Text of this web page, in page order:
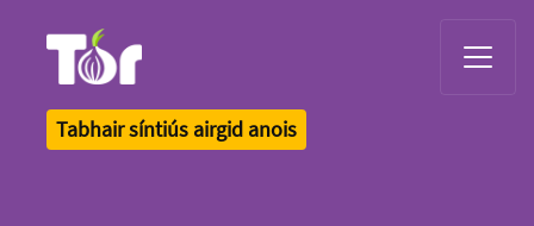
Tabhair síntiús airgid anois